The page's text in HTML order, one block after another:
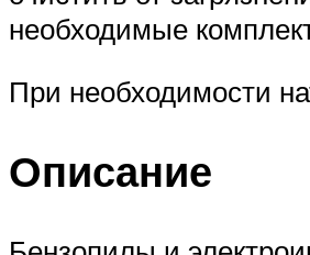
необходимые
При необходимости
Описание